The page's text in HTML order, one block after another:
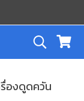
รื่องดูดควัน